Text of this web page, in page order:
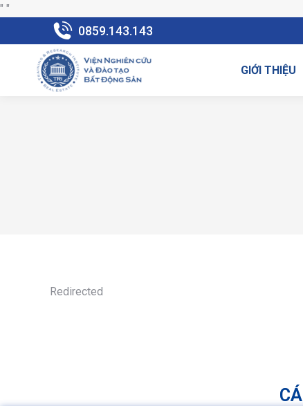
" "
0859.143.143
GIỚI THIỆU
Redirected